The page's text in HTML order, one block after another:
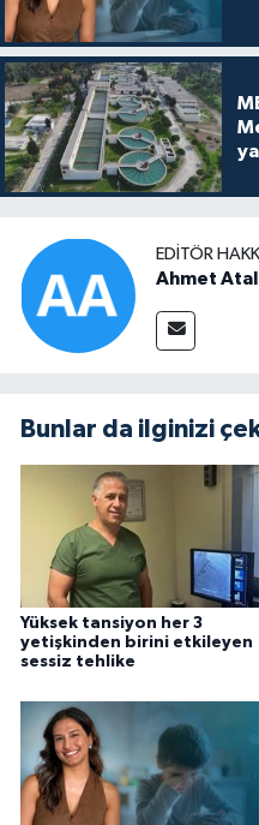
EDITÖR
Ahmet
Bunlar da ilginizi
Yüksek tansiyon her 3
yetişkinden birini etkileyen
sessiz tehlike